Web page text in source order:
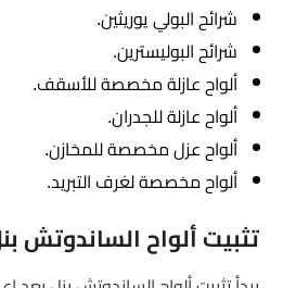
شرائح البولي يوريثين.
شرائح البوليسترين.
ألواح عازلة مخصصة للأسقف.
ألواح عازلة للجدران.
ألواح عزل مخصصة للمخازن.
ألواح مخصصة لغرف التبريد.
تثبيت ألواح الساندوتش